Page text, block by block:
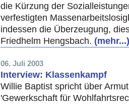
die Kürzung der
verfestigten
indessen die Überzeugung,
Friedhelm Hengsbach. (mehr...)
06. Juli 2003
Interview: Klassenkampf
Willie Baptist spricht über
'Gewerkschaft für